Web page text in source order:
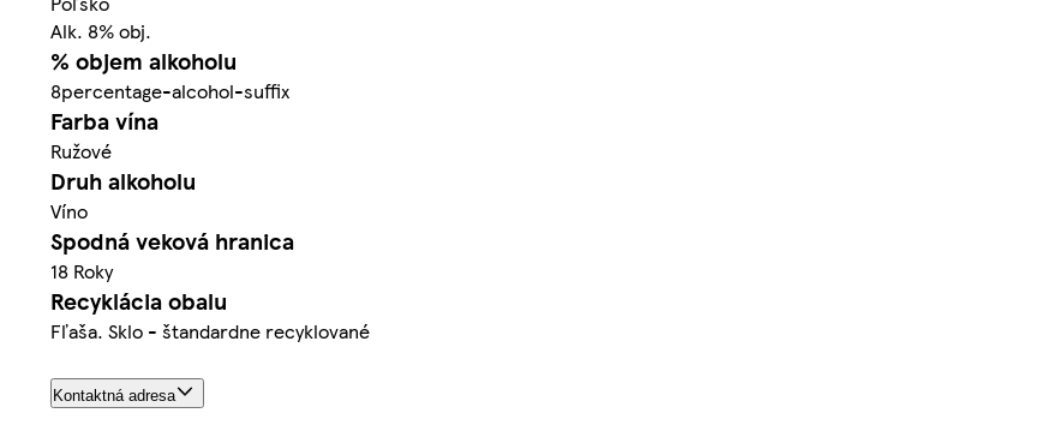
Alk. 8% obj.
% objem alkoholu
8percentage-alcohol-suffix
Farba vína
Ružové
Druh alkoholu
Víno
Spodná veková hranica
18 Roky
Recyklácia obalu
Fľaša. Sklo - štandardne recyklované
Kontaktná adresa